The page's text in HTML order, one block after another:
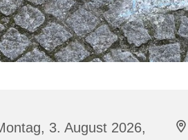
3. August 2026,